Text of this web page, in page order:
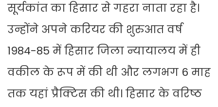
सूर्यकांत का हिसार से गहरा नाता रहा है।
उन्होंने अपने करियर की शुरुआत वर्ष
1984-85 में हिसार जिला न्यायालय में ही
वकील के रूप में की थी और लगभग 6 माह
तक यहां प्रैक्टिस की थी। हिसार के वरिष्ठ